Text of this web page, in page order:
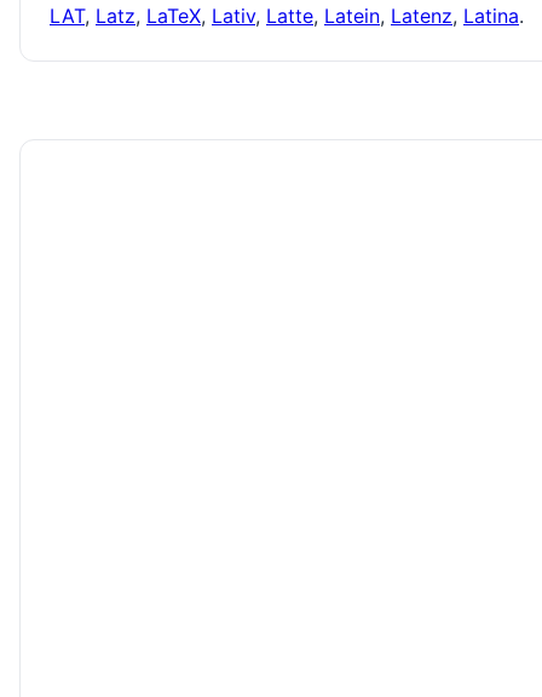
LAT, Latz, LaTeX, Lativ, Latte, Latein, Latenz, Latina.